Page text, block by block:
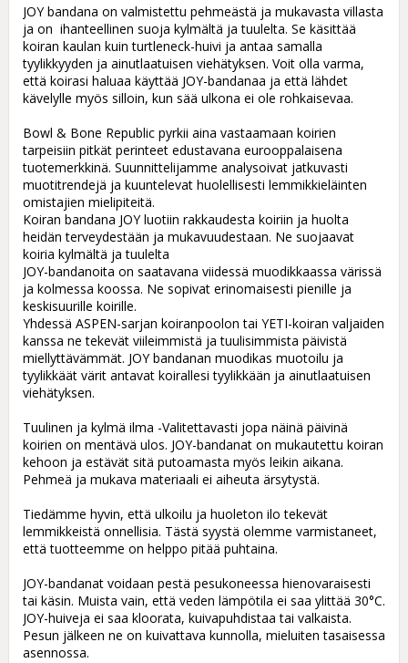
JOY bandana on valmistettu pehmeästä ja mukavasta villasta
ja on  ihanteellinen suoja kylmältä ja tuulelta. Se käsittää
koiran kaulan kuin turtleneck-huivi ja antaa samalla
tyylikkyyden ja ainutlaatuisen viehätyksen. Voit olla varma,
että koirasi haluaa käyttää JOY-bandanaa ja että lähdet
kävelylle myös silloin, kun sää ulkona ei ole rohkaisevaa.
Bowl & Bone Republic pyrkii aina vastaamaan koirien
tarpeisiin pitkät perinteet edustavana eurooppalaisena
tuotemerkkinä. Suunnittelijamme analysoivat jatkuvasti
muotitrendejä ja kuuntelevat huolellisesti lemmikkieläinten
omistajien mielipiteitä.
Koiran bandana JOY luotiin rakkaudesta koiriin ja huolta
heidän terveydestään ja mukavuudestaan. Ne suojaavat
koiria kylmältä ja tuulelta
JOY-bandanoita on saatavana viidessä muodikkaassa värissä
ja kolmessa koossa. Ne sopivat erinomaisesti pienille ja
keskisuurille koirille.
Yhdessä ASPEN-sarjan koiranpoolon tai YETI-koiran valjaiden
kanssa ne tekevät viileimmistä ja tuulisimmista päivistä
miellyttävämmät. JOY bandanan muodikas muotoilu ja
tyylikkäät värit antavat koirallesi tyylikkään ja ainutlaatuisen
viehätyksen.
Tuulinen ja kylmä ilma -Valitettavasti jopa näinä päivinä
koirien on mentävä ulos. JOY-bandanat on mukautettu koiran
kehoon ja estävät sitä putoamasta myös leikin aikana.
Pehmeä ja mukava materiaali ei aiheuta ärsytystä.
Tiedämme hyvin, että ulkoilu ja huoleton ilo tekevät
lemmikkeistä onnellisia. Tästä syystä olemme varmistaneet,
että tuotteemme on helppo pitää puhtaina.
JOY-bandanat voidaan pestä pesukoneessa hienovaraisesti
tai käsin. Muista vain, että veden lämpötila ei saa ylittää 30°C.
JOY-huiveja ei saa kloorata, kuivapuhdistaa tai valkaista.
Pesun jälkeen ne on kuivattava kunnolla, mieluiten tasaisessa
asennossa.